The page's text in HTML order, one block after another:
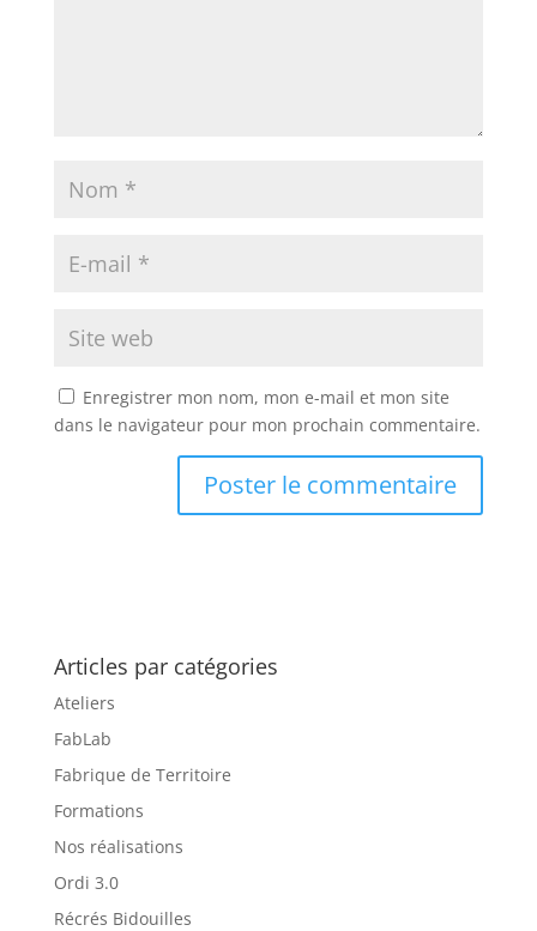
Enregistrer mon nom, mon e-mail et mon site
dans le navigateur pour mon prochain commentaire.
Articles par catégories
Ateliers
FabLab
Fabrique de Territoire
Formations
Nos réalisations
Ordi 3.0
Récrés Bidouilles